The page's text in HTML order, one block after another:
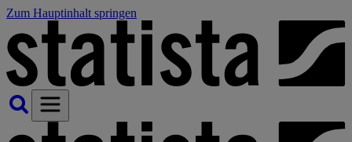
Zum Hauptinhalt springen